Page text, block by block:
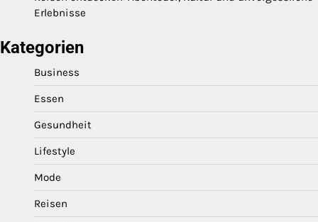
Erlebnisse
Kategorien
Business
Essen
Gesundheit
Lifestyle
Mode
Reisen